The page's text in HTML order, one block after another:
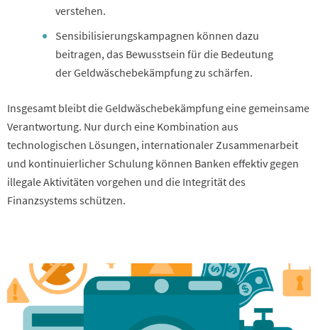
verstehen.
Sensibilisierungskampagnen können dazu
beitragen, das Bewusstsein für die Bedeutung
der Geldwäschebekämpfung zu schärfen.
Insgesamt bleibt die Geldwäschebekämpfung eine gemeinsame
Verantwortung. Nur durch eine Kombination aus
technologischen Lösungen, internationaler Zusammenarbeit
und kontinuierlicher Schulung können Banken effektiv gegen
illegale Aktivitäten vorgehen und die Integrität des
Finanzsystems schützen.